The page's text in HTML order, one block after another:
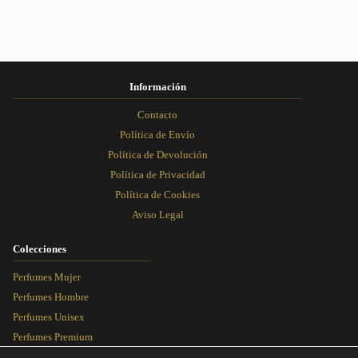
producto
producto
producto
producto
Información
Contacto
Política de Envío
Política de Devolución
Política de Privacidad
Política de Cookies
Aviso Legal
Colecciones
Perfumes Mujer
Perfumes Hombre
Perfumes Unisex
Perfumes Premium